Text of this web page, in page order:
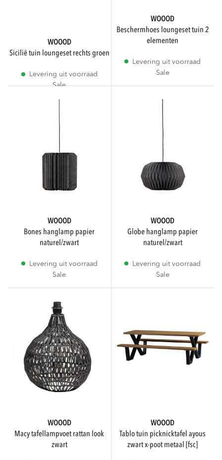
WOOOD
sicilië tuin loungeset rechts groen
Levering uit voorraad
Sale
WOOOD
beschermhoes loungeset tuin 2
elementen
Levering uit voorraad
Sale
WOOOD
bones hanglamp papier
naturel/zwart
Levering uit voorraad
Sale
WOOOD
globe hanglamp papier
naturel/zwart
Levering uit voorraad
Sale
WOOOD
macy tafellampvoet rattan look
zwart
WOOOD
tablo tuin picknicktafel ayous
zwart x-poot metaal [fsc]